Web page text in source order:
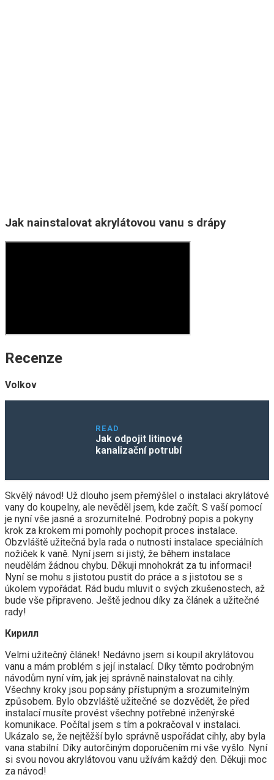
Jak nainstalovat akrylátovou vanu s drápy
Recenze
Volkov
READ
Jak odpojit litinové
kanalizační potrubí
Skvělý návod! Už dlouho jsem přemýšlel o instalaci akrylátové
vany do koupelny, ale nevěděl jsem, kde začít. S vaší pomocí
je nyní vše jasné a srozumitelné. Podrobný popis a pokyny
krok za krokem mi pomohly pochopit proces instalace.
Obzvláště užitečná byla rada o nutnosti instalace speciálních
nožiček k vaně. Nyní jsem si jistý, že během instalace
neudělám žádnou chybu. Děkuji mnohokrát za tu informaci!
Nyní se mohu s jistotou pustit do práce a s jistotou se s
úkolem vypořádat. Rád budu mluvit o svých zkušenostech, až
bude vše připraveno. Ještě jednou díky za článek a užitečné
rady!
Кирилл
Velmi užitečný článek! Nedávno jsem si koupil akrylátovou
vanu a mám problém s její instalací. Díky těmto podrobným
návodům nyní vím, jak jej správně nainstalovat na cihly.
Všechny kroky jsou popsány přístupným a srozumitelným
způsobem. Bylo obzvláště užitečné se dozvědět, že před
instalací musíte provést všechny potřebné inženýrské
komunikace. Počítal jsem s tím a pokračoval v instalaci.
Ukázalo se, že nejtěžší bylo správně uspořádat cihly, aby byla
vana stabilní. Díky autorčiným doporučením mi vše vyšlo. Nyní
si svou novou akrylátovou vanu užívám každý den. Děkuji moc
za návod!